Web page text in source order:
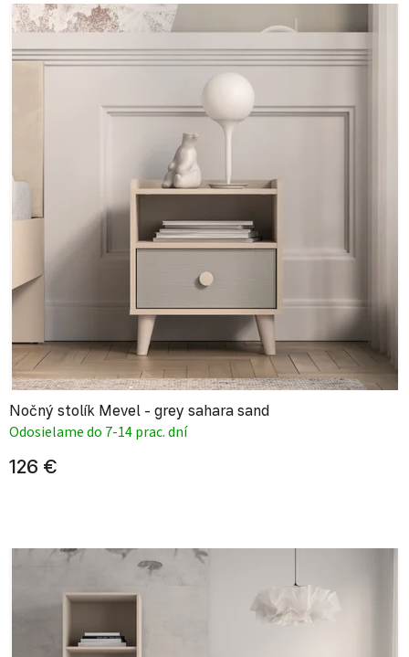
Nočný stolík Mevel - grey sahara sand
Odosielame do 7-14 prac. dní
126 €